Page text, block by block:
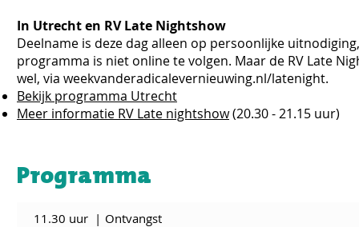
In Utrecht en RV Late Nightshow
Deelname is deze dag alleen op persoonlijke
programma is niet online te volgen. Maar de RV Late
wel, via weekvanderadicalevernieuwing.nl/latenight.
Bekijk programma Utrecht
Meer informatie RV Late nightshow(20.30 - 21.15 uur)
Programma
11.30 uur | Ontvangst